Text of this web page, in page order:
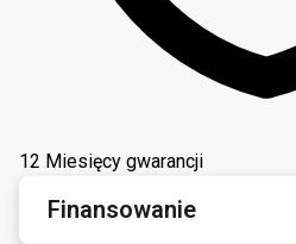
12 Miesięcy gwarancji
Finansowanie